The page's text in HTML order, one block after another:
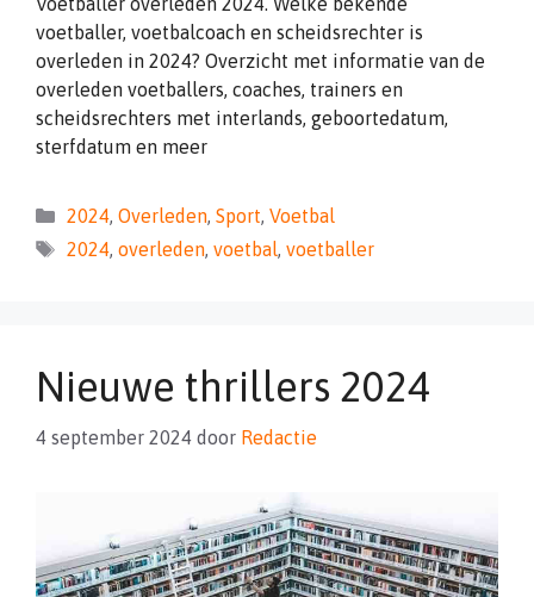
voetballer, voetbalcoach en scheidsrechter is
overleden in 2024? Overzicht met informatie van de
overleden voetballers, coaches, trainers en
scheidsrechters met interlands, geboortedatum,
sterfdatum en meer
Categorieën
2024, Overleden, Sport, Voetbal
Tags
2024, overleden, voetbal, voetballer
Nieuwe thrillers 2024
4 september 2024 door Redactie